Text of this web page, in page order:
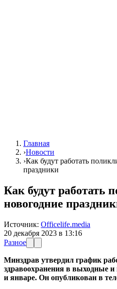
Главная
›Новости
›Как будут работать
праздники
Как будут работать
новогодние
Источник: Officelife.media
20 декабря 2023 в 13:16
Разное
Минздрав утвердил график
здравоохранения в выходные
и январе. Он опубликован в